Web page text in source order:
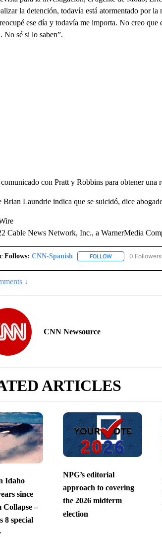
la detención, todavía está atormentado por
ese día y todavía me importa. No creo
No sé si lo saben”.
con Pratt y Robbins para obtener una
Brian Laundrie indica que se suicidó, dice
News Network, Inc., a WarnerMedia
Follows: CNN-Spanish FOLLOWFOLLOW "CNN-
0 Followers
↓
CNN Newsource
ARTICLES
Idaho
since
Collapse –
8 special
NPG’s editorial
approach to covering
the 2026 midterm
election